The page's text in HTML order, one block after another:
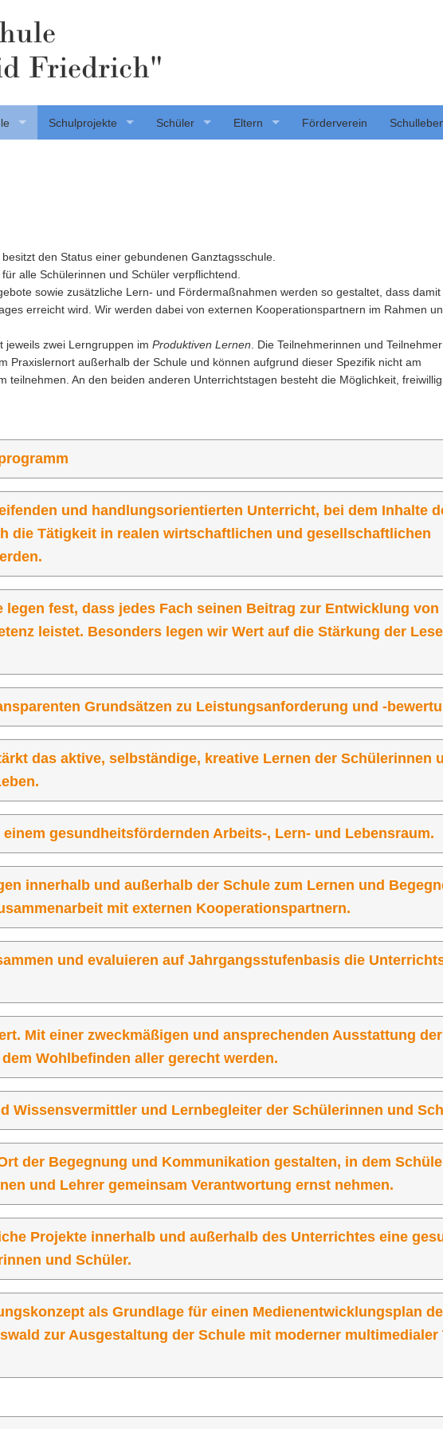
Friedrich"
Schulprojekte Schüler Eltern Förderverein
den Status einer gebundenen Ganztagsschule.
alle Schülerinnen und Schüler verpflichtend.
sowie zusätzliche Lern- und Fördermaßnahmen werden so gestaltet, dass damit
erreicht wird. Wir werden dabei von externen Kooperationspartnern im Rahmen
jeweils zwei Lerngruppen im Produktiven Lernen . Die Teilnehmerinnen und
Praxislernort außerhalb der Schule und können aufgrund dieser Spezifik nicht am
teilnehmen. An den beiden anderen Unterrichtstagen besteht die Möglichkeit,
und handlungsorientierten Unterricht, bei dem Inhalte
die Tätigkeit in realen wirtschaftlichen und gesellschaftlichen
fest, dass jedes Fach seinen Beitrag zur Entwicklung von
leistet. Besonders legen wir Wert auf die Stärkung der
Grundsätzen zu Leistungsanforderung und -
das aktive, selbständige, kreative Lernen der Schülerinnen
gesundheitsfördernden Arbeits-, Lern- und Lebensraum.
innerhalb und außerhalb der Schule zum Lernen und
mit externen Kooperationspartnern.
und evaluieren auf Jahrgangsstufenbasis die
Mit einer zweckmäßigen und ansprechenden Ausstattung
Wohlbefinden aller gerecht werden.
Wissensvermittler und Lernbegleiter der Schülerinnen und
der Begegnung und Kommunikation gestalten, in dem
und Lehrer gemeinsam Verantwortung ernst nehmen.
Projekte innerhalb und außerhalb des Unterrichtes eine
und Schüler.
als Grundlage für einen Medienentwicklungsplan
zur Ausgestaltung der Schule mit moderner multimedialer